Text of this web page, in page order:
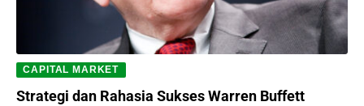
CAPITAL MARKET
Strategi dan Rahasia Sukses Warren Buffett